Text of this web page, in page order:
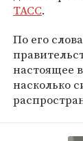
ТАСС.
По его
настоящее
насколько